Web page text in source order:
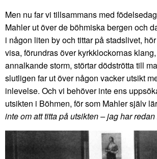
Men nu far vi tillsammans med
Mahler ut över de böhmiska bergen och
i någon liten by och tittar på stadslivet,
visa, förundras över kyrkklockornas
annalkande storm, störtar dödströtta till
slutligen far ut över någon vacker utsikt
inlevelse. Och vi behöver inte ens
utsikten i Böhmen, för som Mahler själv
inte om att titta på utsikten – jag har